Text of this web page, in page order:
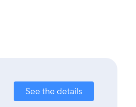
See the details